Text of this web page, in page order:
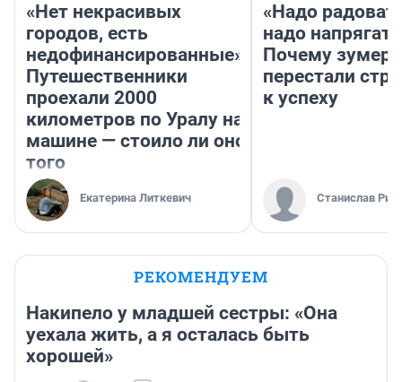
«Нет некрасивых
городов, есть
недофинансированные».
Путешественники
проехали 2000
километров по Уралу на
машине — стоило ли оно
того
Екатерина Литкевич
«Надо
надо
Почему
перестали
к успеху
Станислав
РЕКОМЕНДУЕМ
Накипело у младшей сестры: «Она
уехала жить, а я осталась быть
хорошей»